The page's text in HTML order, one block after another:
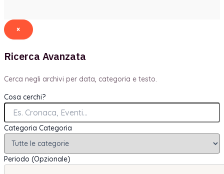
×
Ricerca Avanzata
Cerca negli archivi per data, categoria e testo.
Cosa cerchi?
Categoria Categoria
Periodo (Opzionale)